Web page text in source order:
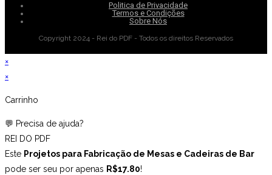
Politica de Privacidade
Termos e Condições
Sobre Nós
Copyright 2024 - Rei do PDF - Todos os direitos Reservados
×
×
Carrinho
💬 Precisa de ajuda?
REI DO PDF
Este Projetos para Fabricação de Mesas e Cadeiras de Bar
pode ser seu por apenas R$17.80!